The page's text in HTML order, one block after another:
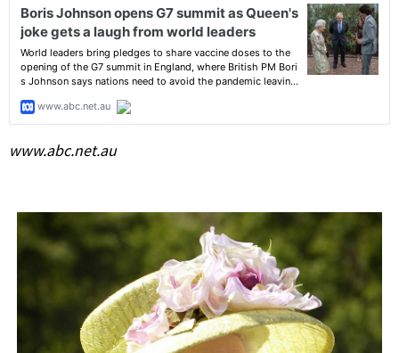
www.abc.net.au